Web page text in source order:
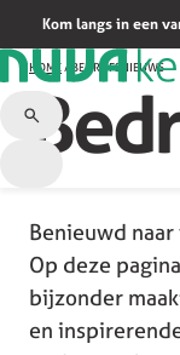
Kom langs in een
HOME/ BEDRIJFSNIEUWS
Benieuwd
Op deze
bijzonder
en